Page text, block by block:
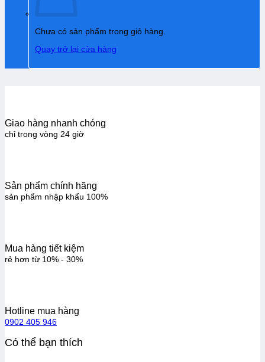
Chưa có sản phẩm trong giỏ hàng.
Quay trở lại cửa hàng
Giao hàng nhanh chóng
chỉ trong vòng 24 giờ
Sản phẩm chính hãng
sản phẩm nhập khẩu 100%
Mua hàng tiết kiệm
rẻ hơn từ 10% - 30%
Hotline mua hàng
0902 405 946
Có thể bạn thích